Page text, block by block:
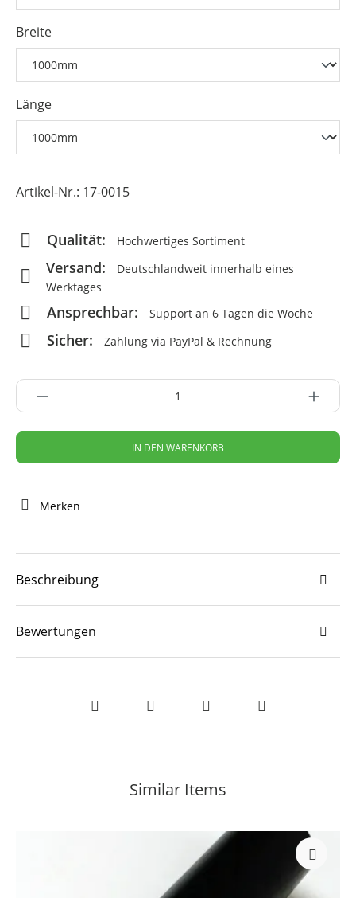
Breite
Länge
Artikel-Nr.: 17-0015
Qualität: Hochwertiges Sortiment
Versand:
Deutschlandweit innerhalb eines
Werktages
Ansprechbar: Support an 6 Tagen die Woche
Sicher: Zahlung via PayPal & Rechnung
IN DEN WARENKORB
Merken
Beschreibung
Bewertungen
Similar Items